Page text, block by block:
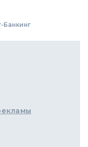
Банкинг